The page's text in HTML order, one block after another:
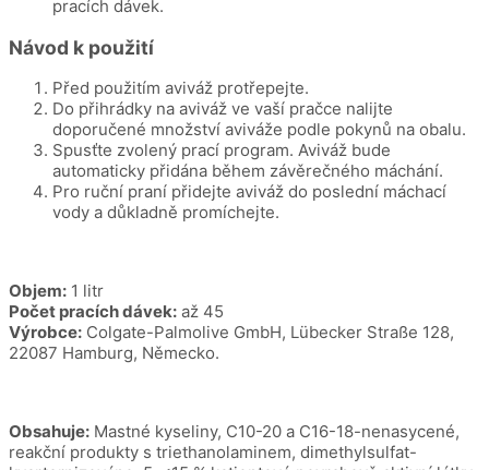
pracích dávek.
Návod k použití
Před použitím aviváž protřepejte.
Do přihrádky na aviváž ve vaší pračce nalijte
doporučené množství aviváže podle pokynů na obalu.
Spusťte zvolený prací program. Aviváž bude
automaticky přidána během závěrečného máchání.
Pro ruční praní přidejte aviváž do poslední máchací
vody a důkladně promíchejte.
Objem: 1 litr
Počet pracích dávek: až 45
Výrobce: Colgate-Palmolive GmbH, Lübecker Straße 128,
22087 Hamburg, Německo.
Obsahuje: Mastné kyseliny, C10-20 a C16-18-nenasycené,
reakční produkty s triethanolaminem, dimethylsulfat-